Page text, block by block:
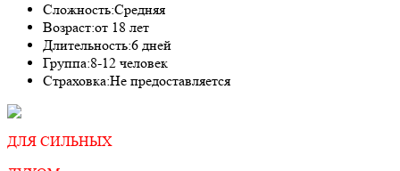
Сложность:Средняя
Возраст:от 18 лет
Длительность:6 дней
Группа:8-12 человек
Страховка:Не предоставляется
ДЛЯ СИЛЬНЫХ